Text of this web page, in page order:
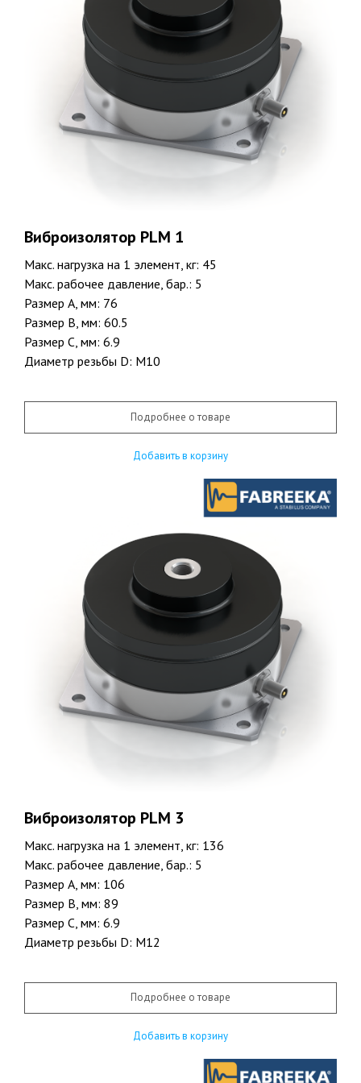
Виброизолятор PLM 1
Макс. нагрузка на 1 элемент, кг: 45
Макс. рабочее давление, бар.: 5
Размер A, мм: 76
Размер B, мм: 60.5
Размер C, мм: 6.9
Диаметр резьбы D: М10
Подробнее о товаре
Добавить в корзину
Виброизолятор PLM 3
Макс. нагрузка на 1 элемент, кг: 136
Макс. рабочее давление, бар.: 5
Размер A, мм: 106
Размер B, мм: 89
Размер C, мм: 6.9
Диаметр резьбы D: М12
Подробнее о товаре
Добавить в корзину